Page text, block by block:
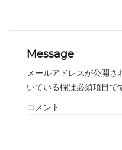
Message
メールアドレスが公開さ
いている欄は必須項目で
コメント